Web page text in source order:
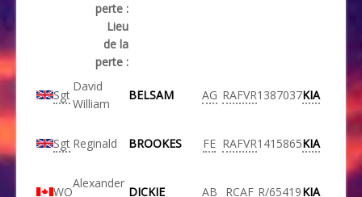
perte :
Lieu
de la
perte :
Sgt
David
William
BELSAM AG RAFVR1387037KIA
Sgt Reginald BROOKES FE RAFVR1415865KIA
WO
Alexander
DICKIE AB RCAF R/65419KIA